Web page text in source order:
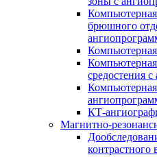
брюшного
средостения
КТ-
Магнитно-
контрастного